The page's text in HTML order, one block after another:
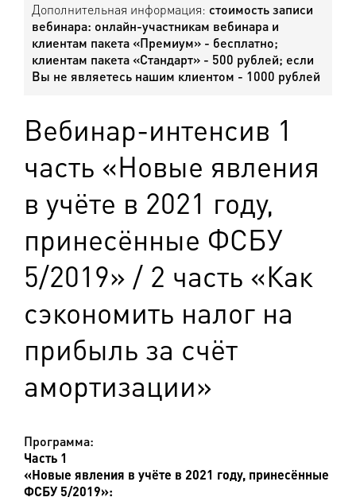
Дополнительная информация: стоимость записи
вебинара: онлайн-участникам вебинара и
клиентам пакета «Премиум» - бесплатно;
клиентам пакета «Стандарт» - 500 рублей; если
Вы не являетесь нашим клиентом - 1000 рублей
Вебинар-интенсив 1
часть «Новые явления
в учёте в 2021 году,
принесённые ФСБУ
5/2019» / 2 часть «Как
сэкономить налог на
прибыль за счёт
амортизации»
Программа:
Часть 1
«Новые явления в учёте в 2021 году, принесённые
ФСБУ 5/2019»: